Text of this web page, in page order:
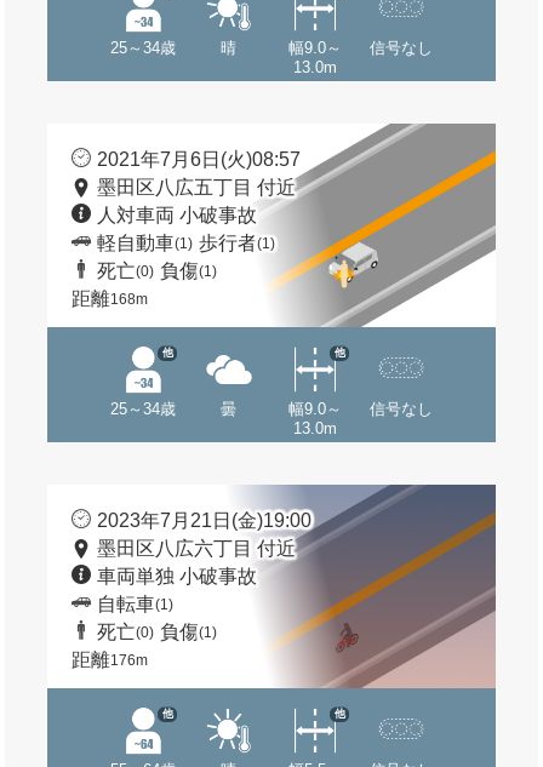
25～34歳 晴
幅9.0～
13.0m
信号なし
2021年7月6日(火)08:57
墨田区八広五丁目 付近
人対車両 小破事故
軽自動車(1) 歩行者(1)
死亡(0) 負傷(1)
距離168m
25～34歳
他
曇
幅9.0～
13.0m
他
信号なし
2023年7月21日(金)19:00
墨田区八広六丁目 付近
車両単独 小破事故
自転車(1)
死亡(0) 負傷(1)
距離176m
他 他